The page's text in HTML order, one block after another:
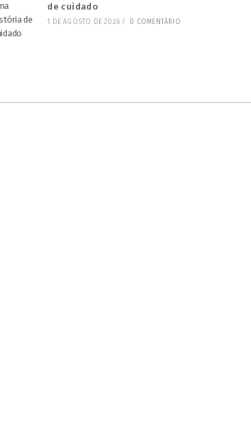
de cuidado
1 DE AGOSTO DE 2026 / 0 COMENTÁRIO